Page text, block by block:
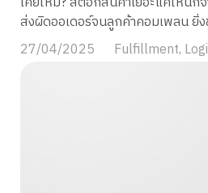
เหมือนมีผู้ช่วยส่วนตัวที่พร้อมตอบคำ
ข้อสงสัย ซึ่งส่งผลให้ลูกค้าเกิดความ
พอใจมากขึ้น โดยเฉพาะกับสินค้าหรื
อธิบายเพิ่มเติม เช่น แฟชั่น สกินแ
ส่งผิดออเดอร์จนลูกค้าคอมเพลน ยิ่ง
สับสน จัดการหลังบ้านแทบไม่ทัน… ปั
เรื่องง่ายทันที ถ้าคุณรู้จัก “SKU”
27/04/2025 Fulfillment,